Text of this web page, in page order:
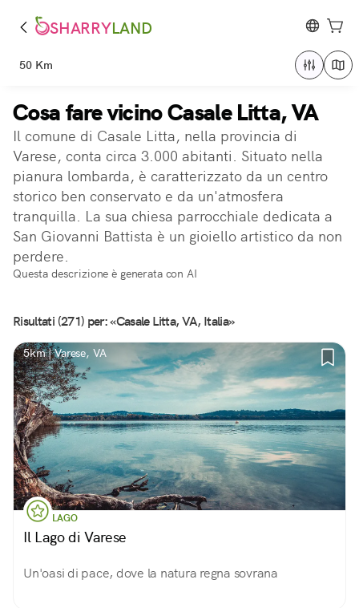
SHARRYLAND
50 Km
Cosa fare vicino Casale Litta, VA
Il comune di Casale Litta, nella provincia di
Varese, conta circa 3.000 abitanti. Situato nella
pianura lombarda, è caratterizzato da un centro
storico ben conservato e da un'atmosfera
tranquilla. La sua chiesa parrocchiale dedicata a
San Giovanni Battista è un gioiello artistico da non
perdere.
Questa descrizione è generata con AI
Risultati (271) per: «Casale Litta, VA, Italia»
5km | Varese, VA
LAGO
Il Lago di Varese
Un'oasi di pace, dove la natura regna sovrana